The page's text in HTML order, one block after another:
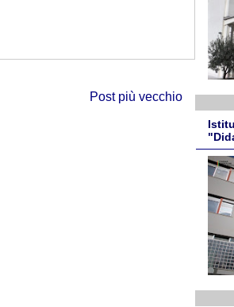
Post più vecchio